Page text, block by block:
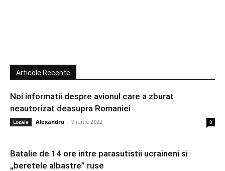
Articole Recente
Noi informatii despre avionul care a zburat
neautorizat deasupra Romaniei
Locale Alexandru - 9 iunie 2022 0
Batalie de 14 ore intre parasutistii ucraineni si
„beretele albastre” ruse